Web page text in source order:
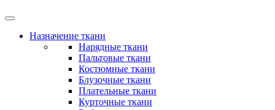
Назначение ткани
Нарядные ткани
Пальтовые ткани
Костюмные ткани
Блузочные ткани
Плательные ткани
Курточные ткани